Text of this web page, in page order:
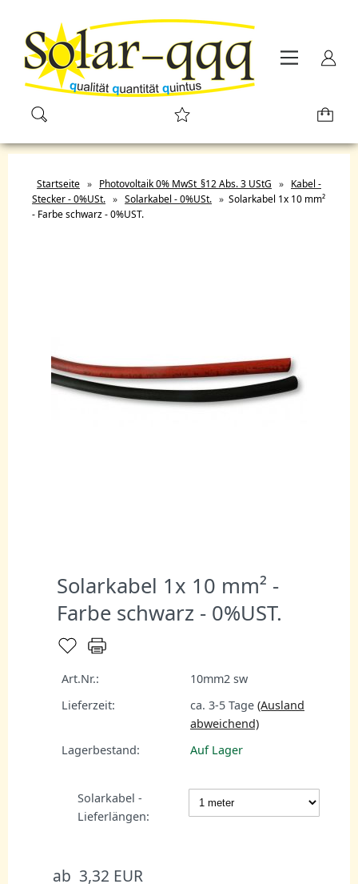
Startseite » Photovoltaik 0% MwSt_§12 Abs. 3 UStG » Kabel -
Stecker - 0%USt. » Solarkabel - 0%USt. » Solarkabel 1x 10 mm²
- Farbe schwarz - 0%UST.
Solarkabel 1x 10 mm² -
Farbe schwarz - 0%UST.
Art.Nr.:
10mm2 sw
Lieferzeit:
ca. 3-5 Tage (Ausland
abweichend)
Lagerbestand:
Auf Lager
Solarkabel -
Lieferlängen:
ab 3,32 EUR